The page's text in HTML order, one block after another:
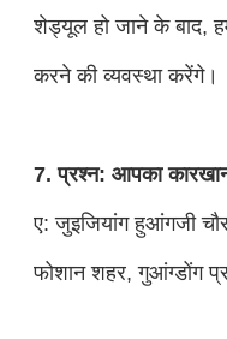
शेड्यूल हो जाने के बाद,
करने की व्यवस्था करेंगे।
7. प्रश्न: आपका
ए: जुइजियांग हुआंगजी
फोशान शहर, गुआंग्डोंग